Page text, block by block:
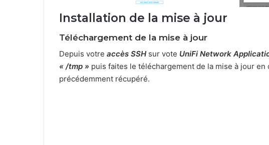
Installation de la mise à jour
Téléchargement de la mise à jour
Depuis votre accès SSHsur vote UniFi Network
« /tmp » puis faites le téléchargement de la mise à jour
précédemment récupéré.